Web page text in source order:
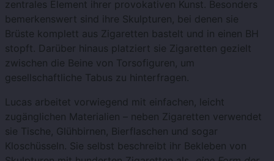
zentrales Element ihrer provokativen Kunst. Besonders
bemerkenswert sind ihre Skulpturen, bei denen sie
Brüste komplett aus Zigaretten bastelt und in einen BH
stopft. Darüber hinaus platziert sie Zigaretten gezielt
zwischen die Beine von Torsofiguren, um
gesellschaftliche Tabus zu hinterfragen.
Lucas arbeitet vorwiegend mit einfachen, leicht
zugänglichen Materialien – neben Zigaretten verwendet
sie Tische, Glühbirnen, Bierflaschen und sogar
Kloschüsseln. Sie selbst beschreibt ihr Bekleben von